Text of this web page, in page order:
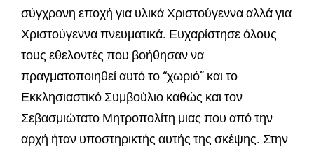
σύγχρονη εποχή για υλικά Χριστούγεννα αλλά για
Χριστούγεννα πνευματικά. Ευχαρίστησε όλους
τους εθελοντές που βοήθησαν να
πραγματοποιηθεί αυτό το “χωριό” και το
Εκκλησιαστικό Συμβούλιο καθώς και τον
Σεβασμιώτατο Μητροπολίτη μιας που από την
αρχή ήταν υποστηρικτής αυτής της σκέψης. Στην